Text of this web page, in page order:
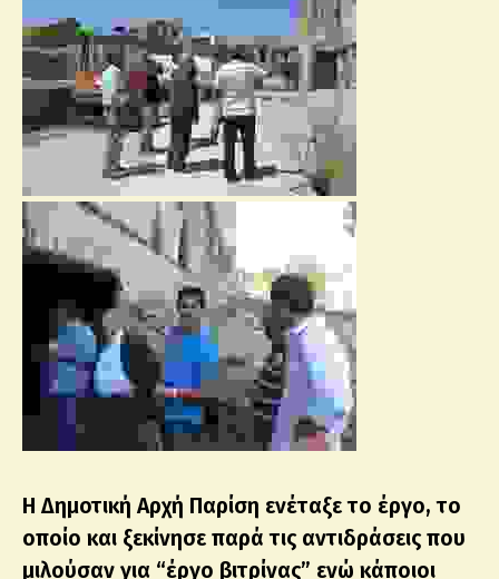
Η Δημοτική Αρχή Παρίση ενέταξε το έργο, το
οποίο και ξεκίνησε παρά τις αντιδράσεις που
μιλούσαν για “έργο βιτρίνας” ενώ κάποιοι